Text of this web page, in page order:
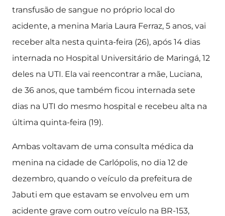
transfusão de sangue no próprio local do
acidente, a menina Maria Laura Ferraz, 5 anos, vai
receber alta nesta quinta-feira (26), após 14 dias
internada no Hospital Universitário de Maringá, 12
deles na UTI. Ela vai reencontrar a mãe, Luciana,
de 36 anos, que também ficou internada sete
dias na UTI do mesmo hospital e recebeu alta na
última quinta-feira (19).
Ambas voltavam de uma consulta médica da
menina na cidade de Carlópolis, no dia 12 de
dezembro, quando o veículo da prefeitura de
Jabuti em que estavam se envolveu em um
acidente grave com outro veículo na BR-153,